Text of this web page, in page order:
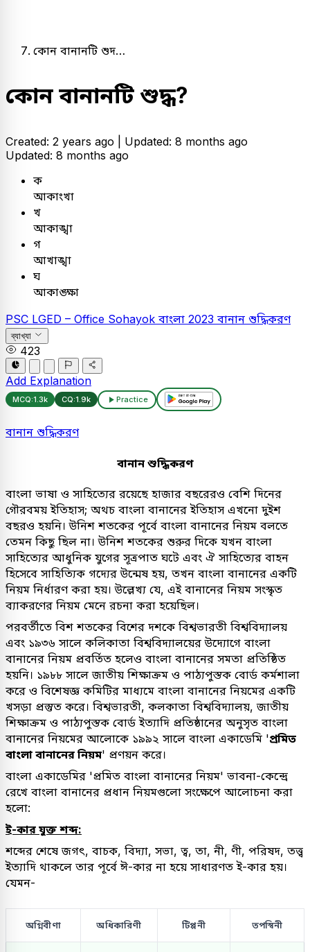
কোন বানানটি শুদ…
কোন বানানটি শুদ্ধ?
Created: 2 years ago | Updated: 8 months ago
Updated: 8 months ago
ক
আকাংখা
খ
আকাঙ্খা
গ
আখাঙ্খা
ঘ
আকাঙ্ক্ষা
PSC LGED – Office Sohayok বাংলা 2023 বানান শুদ্ধিকরণ
ব্যাখ্যা
423
Add Explanation
MCQ:1.3k CQ:1.9k Practice
বানান শুদ্ধিকরণ
বানান শুদ্ধিকরণ
বাংলা ভাষা ও সাহিত্যের রয়েছে হাজার বছরেরও বেশি দিনের
গৌরবময় ইতিহাস; অথচ বাংলা বানানের ইতিহাস এখনো দুইশ
বছরও হয়নি। উনিশ শতকের পূর্বে বাংলা বানানের নিয়ম বলতে
তেমন কিছু ছিল না। উনিশ শতকের শুরুর দিকে যখন বাংলা
সাহিত্যের আধুনিক যুগের সূত্রপাত ঘটে এবং ঐ সাহিত্যের বাহন
হিসেবে সাহিত্যিক গদ্যের উন্মেষ হয়, তখন বাংলা বানানের একটি
নিয়ম নির্ধারণ করা হয়। উল্লেখ্য যে, এই বানানের নিয়ম সংস্কৃত
ব্যাকরণের নিয়ম মেনে রচনা করা হয়েছিল।
পরবর্তীতে বিশ শতকের বিশের দশকে বিশ্বভারতী বিশ্ববিদ্যালয়
এবং ১৯৩৬ সালে কলিকাতা বিশ্ববিদ্যালয়ের উদ্যোগে বাংলা
বানানের নিয়ম প্রবর্তিত হলেও বাংলা বানানের সমতা প্রতিষ্ঠিত
হয়নি। ১৯৮৮ সালে জাতীয় শিক্ষাক্রম ও পাঠ্যপুস্তক বোর্ড কর্মশালা
করে ও বিশেষজ্ঞ কমিটির মাধ্যমে বাংলা বানানের নিয়মের একটি
খসড়া প্রস্তুত করে। বিশ্বভারতী, কলকাতা বিশ্ববিদ্যালয়, জাতীয়
শিক্ষাক্রম ও পাঠ্যপুস্তক বোর্ড ইত্যাদি প্রতিষ্ঠানের অনুসৃত বাংলা
বানানের নিয়মের আলোকে ১৯৯২ সালে বাংলা একাডেমি 'প্রমিত
বাংলা বানানের নিয়ম' প্রণয়ন করে।
বাংলা একাডেমির 'প্রমিত বাংলা বানানের নিয়ম' ভাবনা-কেন্দ্রে
রেখে বাংলা বানানের প্রধান নিয়মগুলো সংক্ষেপে আলোচনা করা
হলো:
ই-কার যুক্ত শব্দ:
শব্দের শেষে জগৎ, বাচক, বিদ্যা, সভা, ত্ব, তা, নী, ণী, পরিষদ, তত্ত্ব
ইত্যাদি থাকলে তার পূর্বে ঈ-কার না হয়ে সাধারণত ই-কার হয়।
যেমন-
অগ্নিবীণা অধিকারিণী টিপ্পনী তপস্বিনী